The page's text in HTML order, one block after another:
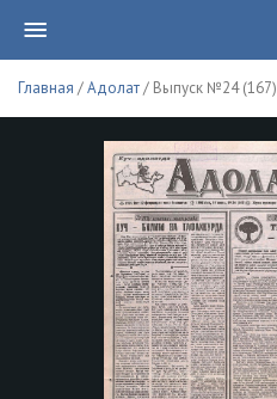
Главная /Адолат/ Выпуск №24 (167)